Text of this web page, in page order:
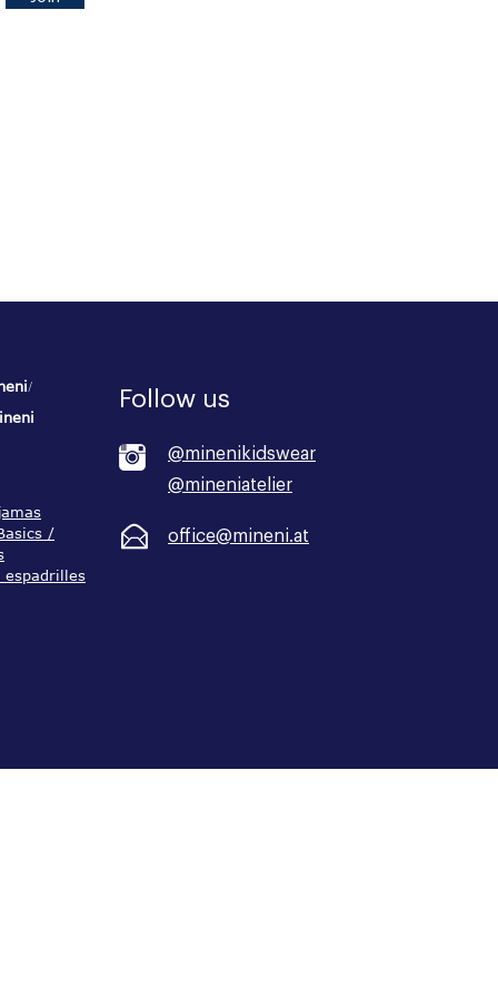
/
/
espadrilles
Follow us
@minenikidswear
@mineniatelier
office@mineni.at